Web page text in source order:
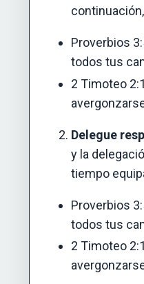
Proverbios
todos tus
2 Timoteo
Delegue
y la
tiempo
Proverbios
todos tus
2 Timoteo